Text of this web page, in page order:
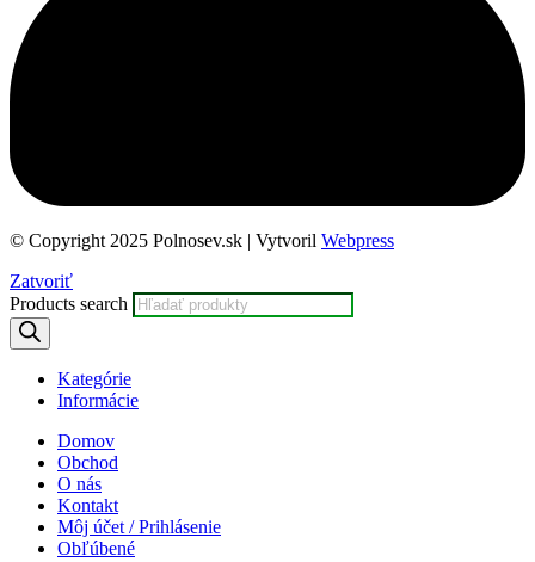
© Copyright 2025 Polnosev.sk | Vytvoril Webpress
Zatvoriť
Products search
Kategórie
Informácie
Domov
Obchod
O nás
Kontakt
Môj účet / Prihlásenie
Obľúbené